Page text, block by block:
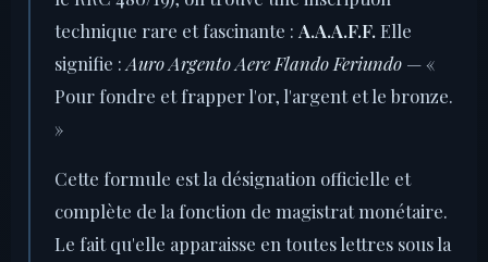
technique rare et fascinante : A.A.A.F.F.Elle
signifie : Auro Argento Aere Flando Feriundo — «
Pour fondre et frapper l'or, l'argent et le bronze.
»
Cette formule est la désignation officielle et
complète de la fonction de magistrat monétaire.
Le fait qu'elle apparaisse en toutes lettres sous la